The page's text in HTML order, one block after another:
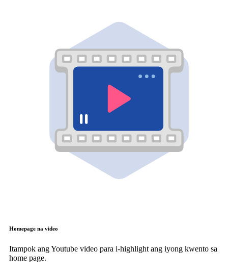
Homepage na video
Itampok ang Youtube video para i-highlight ang iyong kwento sa
home page.